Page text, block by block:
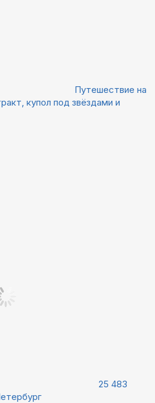
Путешествие на
купол под звёздами и
25 483